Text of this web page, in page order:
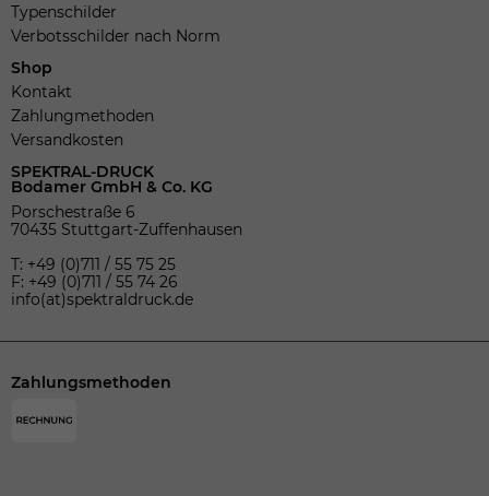
Typenschilder
Verbotsschilder nach Norm
Shop
Kontakt
Zahlungmethoden
Versandkosten
SPEKTRAL-DRUCK
Bodamer GmbH & Co. KG
Porschestraße 6
70435 Stuttgart-Zuffenhausen
T: +49 (0)711 / 55 75 25
F: +49 (0)711 / 55 74 26
info(at)spektraldruck.de
Zahlungsmethoden